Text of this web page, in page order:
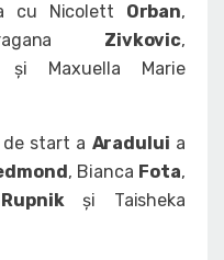
cu Nicolett Orban,
Zivkovic,
și Maxuella Marie
de start a Aradului a
, Bianca Fota,
Rupnikși Taisheka